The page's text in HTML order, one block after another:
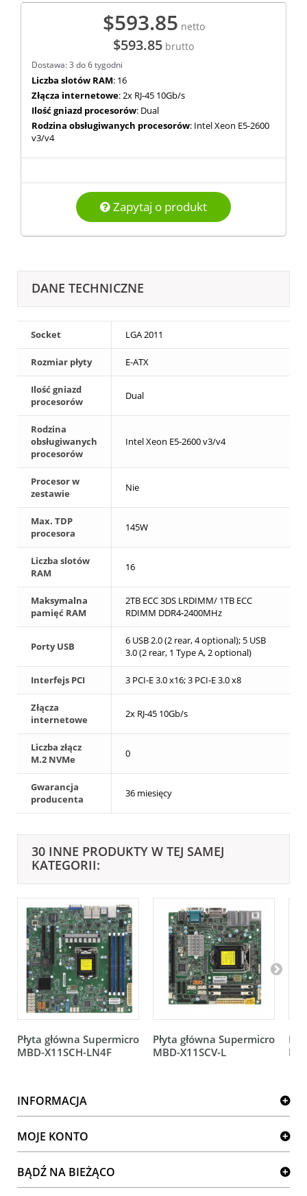
$593.85 netto
$593.85 brutto
Dostawa: 3 do 6 tygodni
Liczba slotów RAM: 16
Złącza internetowe: 2x RJ-45 10Gb/s
Ilość gniazd procesorów: Dual
Rodzina obsługiwanych procesorów: Intel Xeon E5-2600
v3/v4
Zapytaj o produkt
DANE TECHNICZNE
Socket LGA 2011
Rozmiar płyty E-ATX
Ilość gniazd
procesorów
Dual
Rodzina
obsługiwanych
procesorów
Intel Xeon E5-2600 v3/v4
Procesor w
zestawie
Nie
Max. TDP
procesora
145W
Liczba slotów
RAM
16
Maksymalna
pamięć RAM
2TB ECC 3DS LRDIMM/ 1TB ECC
RDIMM DDR4-2400MHz
Porty USB
6 USB 2.0 (2 rear, 4 optional); 5 USB
3.0 (2 rear, 1 Type A, 2 optional)
Interfejs PCI 3 PCI-E 3.0 x16; 3 PCI-E 3.0 x8
Złącza
internetowe
2x RJ-45 10Gb/s
Liczba złącz
M.2 NVMe
0
Gwarancja
producenta
36 miesięcy
30 INNE PRODUKTY W TEJ SAMEJ
KATEGORII:
Płyta główna Supermicro
MBD-X11SCH-LN4F
Płyta główna Supermicro
MBD-X11SCV-L
INFORMACJA
MOJE KONTO
BĄDŹ NA BIEŻĄCO